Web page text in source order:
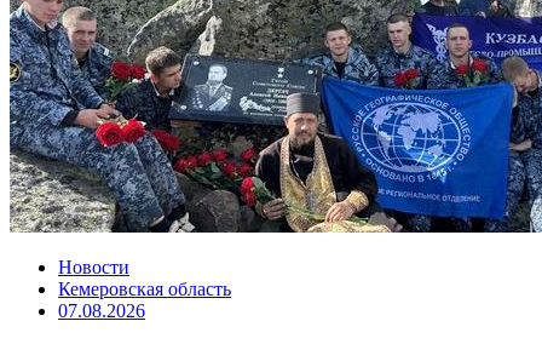
Новости
Кемеровская область
07.08.2026